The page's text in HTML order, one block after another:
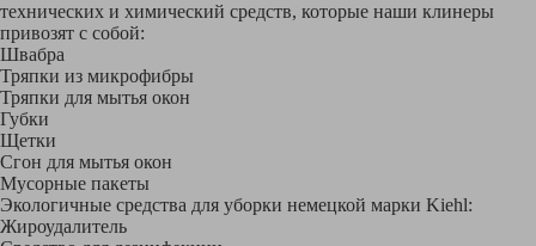
технических и химический средств, которые наши клинеры
привозят с собой:
Швабра
Тряпки из микрофибры
Тряпки для мытья окон
Губки
Щетки
Сгон для мытья окон
Мусорные пакеты
Экологичные средства для уборки немецкой марки Kiehl:
Жироудалитель